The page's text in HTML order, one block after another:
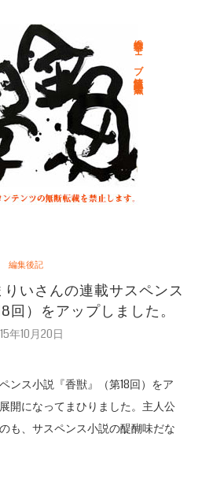
総合文学ウェブ情報誌 文学金魚
編集後記
りいさんの連載サスペンス
回）をアップしました。
年10月20日
ンス小説『香獣』（第18回）をア
開になってまひりました。主人公
も、サスペンス小説の醍醐味だな